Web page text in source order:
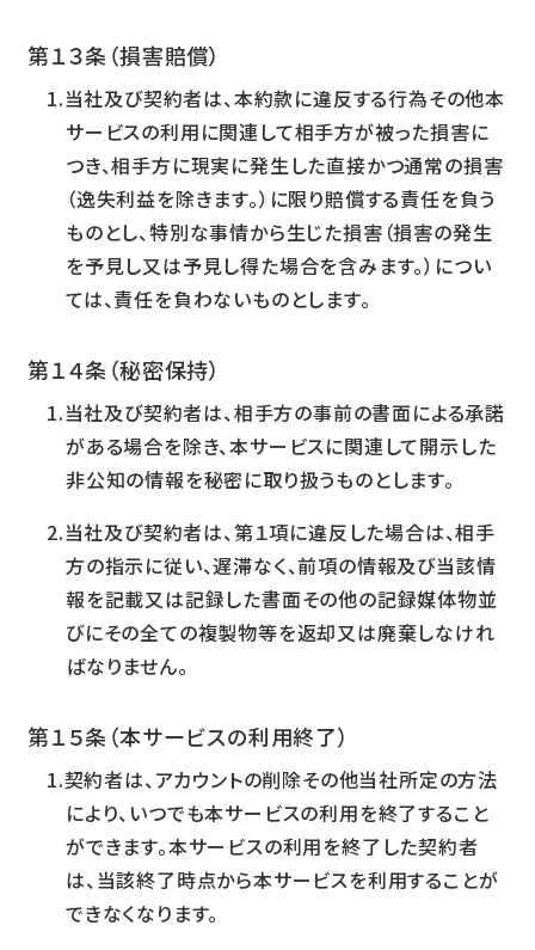
第１３条（損害賠償）
当社及び契約者は、本約款に違反する行為その他本
サービスの利用に関連して相手方が被った損害に
つき、相手方に現実に発生した直接かつ通常の損害
（逸失利益を除きます。）に限り賠償する責任を負う
ものとし、特別な事情から生じた損害（損害の発生
を予見し又は予見し得た場合を含みます。）につい
ては、責任を負わないものとします。
第１４条（秘密保持）
当社及び契約者は、相手方の事前の書面による承諾
がある場合を除き、本サービスに関連して開示した
非公知の情報を秘密に取り扱うものとします。
当社及び契約者は、第１項に違反した場合は、相手
方の指示に従い、遅滞なく、前項の情報及び当該情
報を記載又は記録した書面その他の記録媒体物並
びにその全ての複製物等を返却又は廃棄しなけれ
ばなりません。
第１５条（本サービスの利用終了）
契約者は、アカウントの削除その他当社所定の方法
により、いつでも本サービスの利用を終了すること
ができます。本サービスの利用を終了した契約者
は、当該終了時点から本サービスを利用することが
できなくなります。